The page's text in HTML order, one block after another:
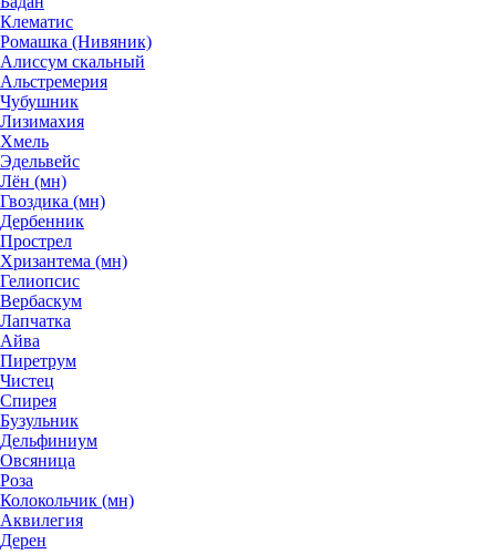
Клематис
Ромашка (Нивяник)
Алиссум скальный
Альстремерия
Чубушник
Лизимахия
Хмель
Эдельвейс
Лён (мн)
Гвоздика (мн)
Дербенник
Прострел
Хризантема (мн)
Гелиопсис
Вербаскум
Лапчатка
Айва
Пиретрум
Чистец
Спирея
Бузульник
Дельфиниум
Овсяница
Роза
Колокольчик (мн)
Аквилегия
Дерен